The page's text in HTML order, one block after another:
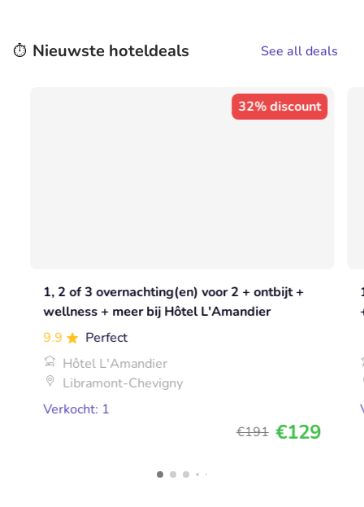
⏱️ Nieuwste hoteldeals See all deals
32% discount
1, 2 of 3 overnachting(en) voor 2 + ontbijt +
wellness + meer bij Hôtel L'Amandier
9.9
Perfect
Hôtel L'Amandier
Libramont-Chevigny
Verkocht: 1
€191 €129